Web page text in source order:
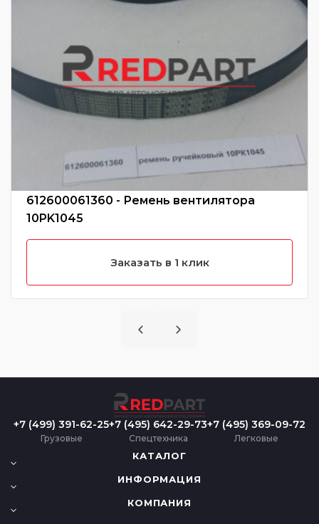
612600061360 - Ремень вентилятора
10PK1045
Заказать в 1 клик
+7 (499) 391-62-25
Грузовые
+7 (495) 642-29-73
Спецтехника
+7 (495) 369-09-72
Легковые
КАТАЛОГ
ИНФОРМАЦИЯ
КОМПАНИЯ